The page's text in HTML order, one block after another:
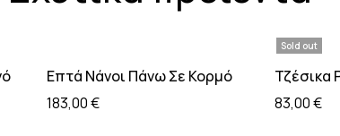
Προσθήκη στο καλάθι
Επτά Νάνοι Πάνω Σε Κορμό
183,00€
Sold out
Τζέσικα
83,00€